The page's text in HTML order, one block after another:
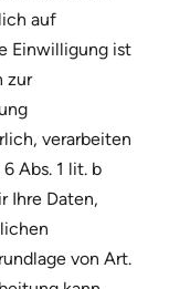
auf
Einwilligung ist
zur
verarbeiten
Abs. 1 lit. b
Ihre Daten,
von Art.